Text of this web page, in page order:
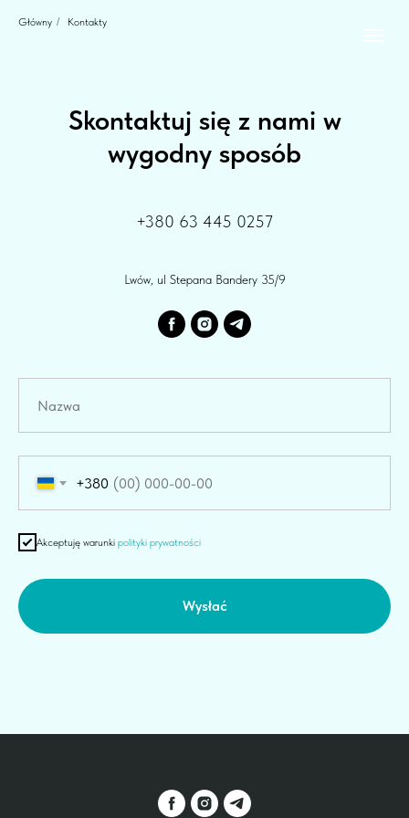
Główny / Kontakty
Skontaktuj się z nami w
wygodny sposób
+380 63 445 0257
Lwów, ul Stepana Bandery 35/9
+380
Akceptuję warunki polityki prywatności
Wysłać